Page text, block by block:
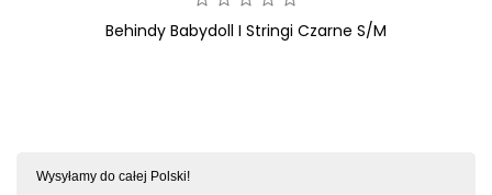
Behindy Babydoll I Stringi Czarne S/M
Wysyłamy do całej Polski!